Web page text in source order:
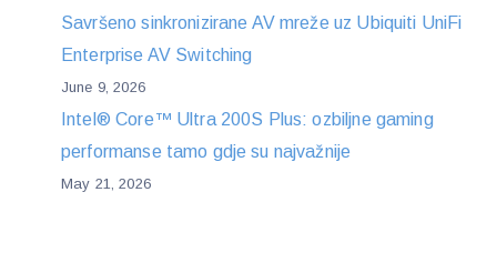
Savršeno sinkronizirane AV mreže uz Ubiquiti UniFi
Enterprise AV Switching
June 9, 2026
Intel® Core™ Ultra 200S Plus: ozbiljne gaming
performanse tamo gdje su najvažnije
May 21, 2026